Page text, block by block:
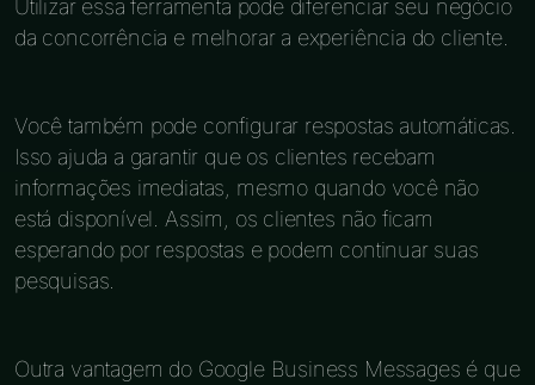
Utilizar essa ferramenta pode diferenciar seu negócio
da concorrência e melhorar a experiência do cliente.
Você também pode configurar respostas automáticas.
Isso ajuda a garantir que os clientes recebam
informações imediatas, mesmo quando você não
está disponível. Assim, os clientes não ficam
esperando por respostas e podem continuar suas
pesquisas.
Outra vantagem do Google Business Messages é que